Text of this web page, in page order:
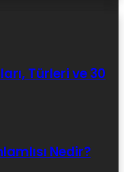
Türleri ve 30
Nedir?